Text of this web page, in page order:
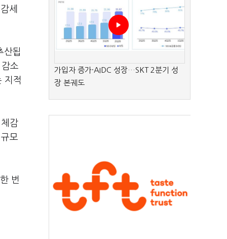
세
산됩
소
지적
감
모
번
가입자 증가·AIDC 성장…SKT 2분기 성
장 본궤도